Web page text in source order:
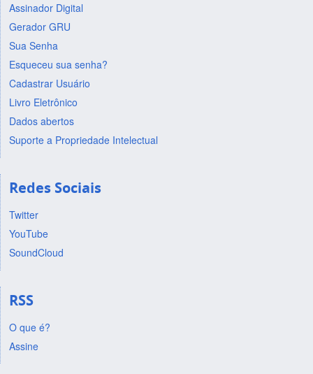
Assinador Digital
Gerador GRU
Sua Senha
Esqueceu sua senha?
Cadastrar Usuário
Livro Eletrônico
Dados abertos
Suporte a Propriedade Intelectual
Redes Sociais
Twitter
YouTube
SoundCloud
RSS
O que é?
Assine